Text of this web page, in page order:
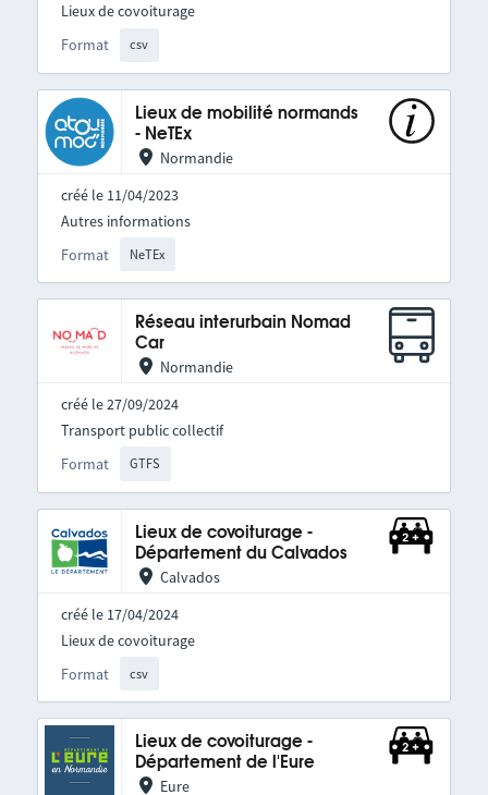
Format csv
Lieux de covoiturage
Lieux de mobilité normands
- NeTEx
Normandie
créé le 11/04/2023
Format NeTEx
Autres informations
Réseau interurbain Nomad
Car
Normandie
créé le 27/09/2024
Format GTFS
Transport public collectif
Lieux de covoiturage -
Département du Calvados
Calvados
créé le 17/04/2024
Format csv
Lieux de covoiturage
Lieux de covoiturage -
Département de l'Eure
Eure